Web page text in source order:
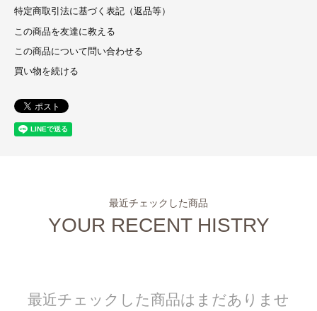
特定商取引法に基づく表記（返品等）
この商品を友達に教える
この商品について問い合わせる
買い物を続ける
最近チェックした商品
YOUR RECENT HISTRY
最近チェックした商品はまだありませ